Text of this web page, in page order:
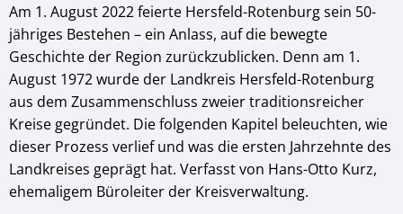
Am 1. August 2022 feierte Hersfeld-Rotenburg sein 50-
jähriges Bestehen – ein Anlass, auf die bewegte
Geschichte der Region zurückzublicken. Denn am 1.
August 1972 wurde der Landkreis Hersfeld-Rotenburg
aus dem Zusammenschluss zweier traditionsreicher
Kreise gegründet. Die folgenden Kapitel beleuchten, wie
dieser Prozess verlief und was die ersten Jahrzehnte des
Landkreises geprägt hat. Verfasst von Hans-Otto Kurz,
ehemaligem Büroleiter der Kreisverwaltung.